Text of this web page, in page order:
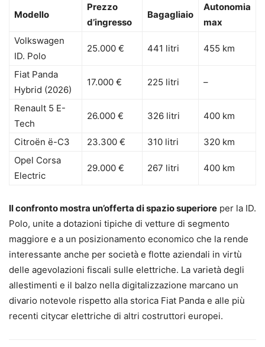
Modello
Prezzo
d’ingresso
Bagagliaio
Autonomia
max
Volkswagen
ID. Polo
25.000 € 441 litri 455 km
Fiat Panda
Hybrid (2026)
17.000 € 225 litri –
Renault 5 E-
Tech
26.000 € 326 litri 400 km
Citroën ë-C3 23.300 € 310 litri
320 km
Opel Corsa
Electric
29.000 € 267 litri 400 km
Il confronto mostra un’offerta di spazio superiore per la ID.
Polo, unite a dotazioni tipiche di vetture di segmento
maggiore e a un posizionamento economico che la rende
interessante anche per società e flotte aziendali in virtù
delle agevolazioni fiscali sulle elettriche. La varietà degli
allestimenti e il balzo nella digitalizzazione marcano un
divario notevole rispetto alla storica Fiat Panda e alle più
recenti citycar elettriche di altri costruttori europei.